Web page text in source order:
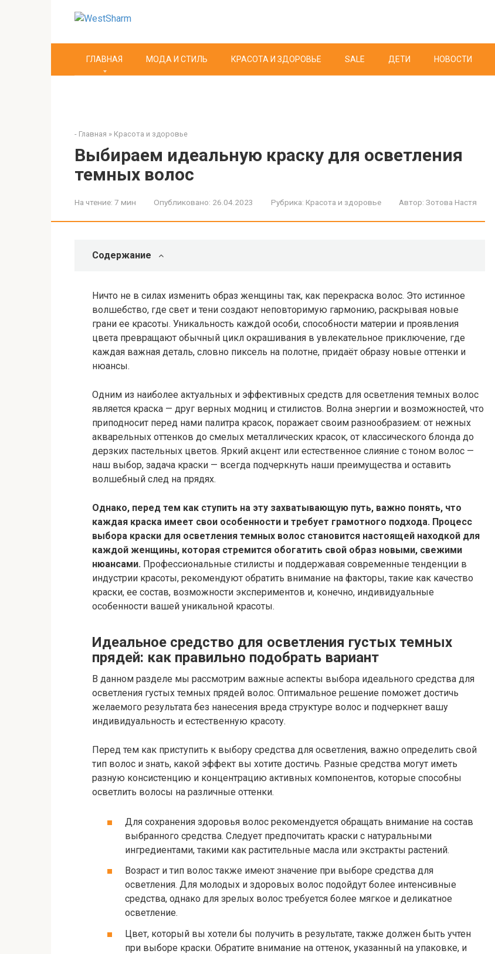
ГЛАВНАЯ МОДА И СТИЛЬ КРАСОТА И ЗДОРОВЬЕ SALE ДЕТИ НОВОСТИ
- Главная » Красота и здоровье
Выбираем идеальную краску для осветления
темных волос
На чтение: 7 мин Опубликовано: 26.04.2023 Рубрика: Красота и здоровье Автор: Зотова Настя
Содержание
Ничто не в силах изменить образ женщины так, как перекраска волос. Это истинное
волшебство, где свет и тени создают неповторимую гармонию, раскрывая новые
грани ее красоты. Уникальность каждой особи, способности материи и проявления
цвета превращают обычный цикл окрашивания в увлекательное приключение, где
каждая важная деталь, словно пиксель на полотне, придаёт образу новые оттенки и
нюансы.
Одним из наиболее актуальных и эффективных средств для осветления темных волос
является краска — друг верных модниц и стилистов. Волна энергии и возможностей, что
приподносит перед нами палитра красок, поражает своим разнообразием: от нежных
акварельных оттенков до смелых металлических красок, от классического блонда до
дерзких пастельных цветов. Яркий акцент или естественное слияние с тоном волос —
наш выбор, задача краски — всегда подчеркнуть наши преимущества и оставить
волшебный след на прядях.
Однако, перед тем как ступить на эту захватывающую путь, важно понять, что
каждая краска имеет свои особенности и требует грамотного подхода. Процесс
выбора краски для осветления темных волос становится настоящей находкой для
каждой женщины, которая стремится обогатить свой образ новыми, свежими
нюансами. Профессиональные стилисты и поддержавая современные тенденции в
индустрии красоты, рекомендуют обратить внимание на факторы, такие как качество
краски, ее состав, возможности экспериментов и, конечно, индивидуальные
особенности вашей уникальной красоты.
Идеальное средство для осветления густых темных
прядей: как правильно подобрать вариант
В данном разделе мы рассмотрим важные аспекты выбора идеального средства для
осветления густых темных прядей волос. Оптимальное решение поможет достичь
желаемого результата без нанесения вреда структуре волос и подчеркнет вашу
индивидуальность и естественную красоту.
Перед тем как приступить к выбору средства для осветления, важно определить свой
тип волос и знать, какой эффект вы хотите достичь. Разные средства могут иметь
разную консистенцию и концентрацию активных компонентов, которые способны
осветлить волосы на различные оттенки.
Для сохранения здоровья волос рекомендуется обращать внимание на состав
выбранного средства. Следует предпочитать краски с натуральными
ингредиентами, такими как растительные масла или экстракты растений.
Возраст и тип волос также имеют значение при выборе средства для
осветления. Для молодых и здоровых волос подойдут более интенсивные
средства, однако для зрелых волос требуется более мягкое и деликатное
осветление.
Цвет, который вы хотели бы получить в результате, также должен быть учтен
при выборе краски. Обратите внимание на оттенок, указанный на упаковке, и